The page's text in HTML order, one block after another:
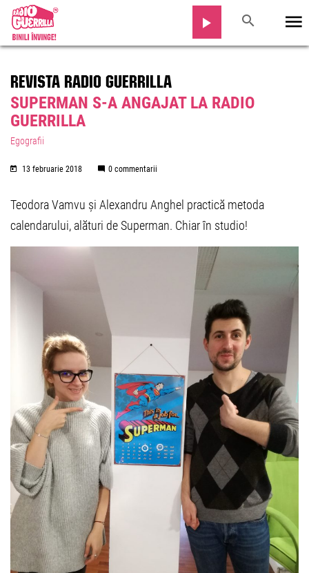
REVISTA RADIO GUERRILLA
SUPERMAN S-A ANGAJAT LA RADIO
GUERRILLA
Egografii
13 februarie 2018 0 commentarii
Teodora Vamvu și Alexandru Anghel practică metoda
calendarului, alături de Superman. Chiar în studio!